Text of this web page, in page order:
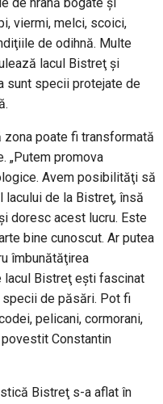
viermi, melci, scoici,
de odihnă. Multe
lacul Bistreţ şi
sunt specii protejate de
poate fi transformată
„Putem promova
Avem posibilităţi să
lacului de la Bistreţ, însă
doresc acest lucru. Este
bine cunoscut. Ar putea
îmbunătăţirea
lacul Bistreţ eşti fascinat
de păsări. Pot fi
pelicani, cormorani,
Constantin
Bistreţ s-a aflat în